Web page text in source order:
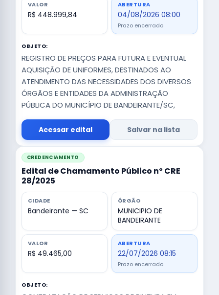
VALOR
R$ 448.999,84
ABERTURA
04/08/2026 08:00
Prazo encerrado
OBJETO:
REGISTRO DE PREÇOS PARA FUTURA E EVENTUAL
AQUISIÇÃO DE UNIFORMES, DESTINADOS AO
ATENDIMENTO DAS NECESSIDADES DOS DIVERSOS
ÓRGÃOS E ENTIDADES DA ADMINISTRAÇÃO
PÚBLICA DO MUNICÍPIO DE BANDEIRANTE/SC,
Acessar edital Salvar na lista
CREDENCIAMENTO
Edital de Chamamento Público nº CRE
28/2025
CIDADE
Bandeirante — SC
ÓRGÃO
MUNICIPIO DE
BANDEIRANTE
VALOR
R$ 49.465,00
ABERTURA
22/07/2026 08:15
Prazo encerrado
OBJETO: